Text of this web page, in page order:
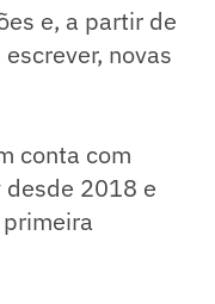
e, a partir de
novas
conta com
desde 2018 e